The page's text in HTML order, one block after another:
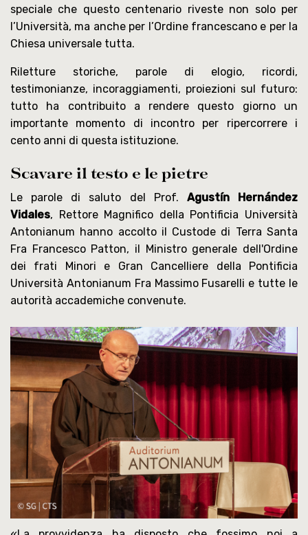
speciale che questo centenario riveste non solo per
l’Università, ma anche per l’Ordine francescano e per la
Chiesa universale tutta.
Riletture storiche, parole di elogio, ricordi,
testimonianze, incoraggiamenti, proiezioni sul futuro:
tutto ha contribuito a rendere questo giorno un
importante momento di incontro per ripercorrere i
cento anni di questa istituzione.
Scavare il testo e le pietre
Le parole di saluto del Prof. Agustín Hernández
Vidales, Rettore Magnifico della Pontificia Università
Antonianum hanno accolto il Custode di Terra Santa
Fra Francesco Patton, il Ministro generale dell'Ordine
dei frati Minori e Gran Cancelliere della Pontificia
Università Antonianum Fra Massimo Fusarelli e tutte le
autorità accademiche convenute.